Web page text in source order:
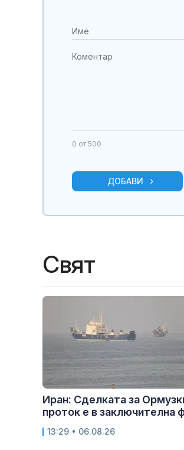
0 от 500
ДОБАВИ
Свят
Иран: Сделката за
проток е в заключителна
13:29 • 06.08.26